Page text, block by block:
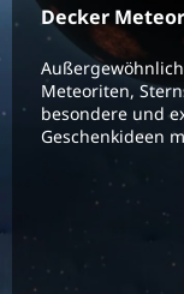
Decker
Meteoriten,
besondere und
Geschenkideen